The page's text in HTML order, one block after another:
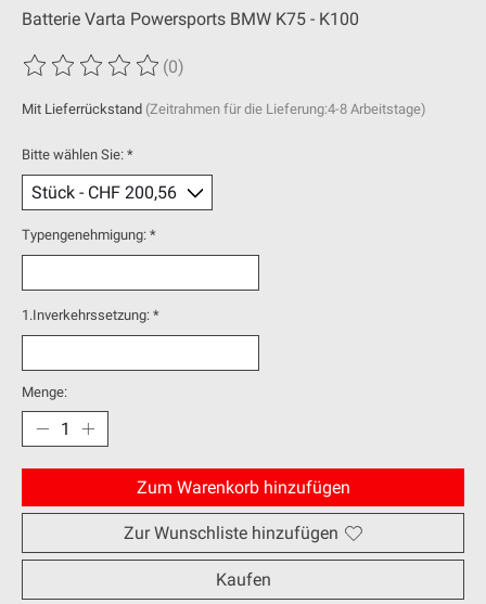
Batterie Varta Powersports BMW K75 - K100
Die Bewertung dieses Produkts ist
(0)
Mit Lieferrückstand (Zeitrahmen für die Lieferung:4-8 Arbeitstage)
Bitte wählen Sie: *
Typengenehmigung: *
1.Inverkehrssetzung: *
Menge:
Zum Warenkorb hinzufügen
Zur Wunschliste hinzufügen
Kaufen